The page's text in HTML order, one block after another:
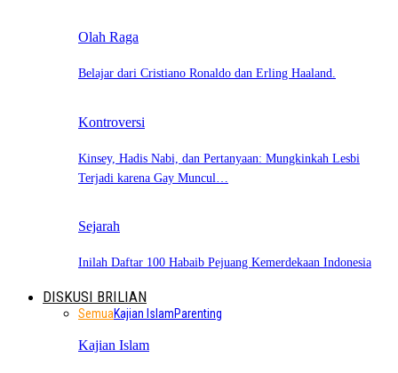
Olah Raga
Belajar dari Cristiano Ronaldo dan Erling Haaland.
Kontroversi
Kinsey, Hadis Nabi, dan Pertanyaan: Mungkinkah Lesbi
Terjadi karena Gay Muncul…
Sejarah
Inilah Daftar 100 Habaib Pejuang Kemerdekaan Indonesia
DISKUSI BRILIAN
SemuaKajian IslamParenting
Kajian Islam